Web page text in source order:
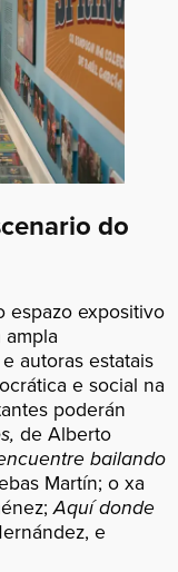
do
espazo expositivo
autoras estatais
e social na
poderán
de Alberto
bailando
Martín; o xa
Aquí donde
e